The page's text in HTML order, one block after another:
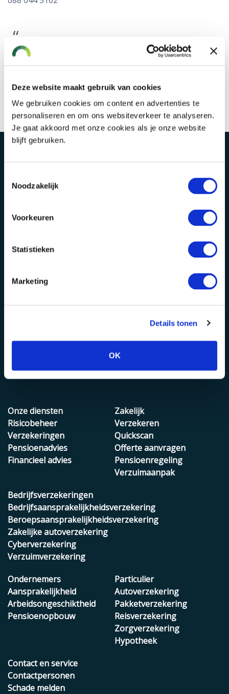
Deze website maakt gebruik van cookies
We gebruiken cookies om content en advertenties te
personaliseren en om ons websiteverkeer te analyseren.
Je gaat akkoord met onze cookies als je onze website
blijft gebruiken.
Noodzakelijk
Voorkeuren
Statistieken
Marketing
Details tonen
OK
Zeker weten dat je goed verzekerd
bent én dat je niet te veel betaalt,
daar help ik je graag bij!
Baronie 60-66
Lichtenauerlaan 110
info@vmdkoster.nl
Onze diensten
Risicobeheer
Verzekeringen
Pensioenadvies
Financieel advies
Zakelijk
Verzekeren
Quickscan
Offerte aanvragen
Pensioenregeling
Verzuimaanpak
Bedrijfsverzekeringen
Bedrijfsaansprakelijkheidsverzekering
Beroepsaansprakelijkheidsverzekering
Zakelijke autoverzekering
Cyberverzekering
Verzuimverzekering
Ondernemers
Aansprakelijkheid
Arbeidsongeschiktheid
Pensioenopbouw
Particulier
Autoverzekering
Pakketverzekering
Reisverzekering
Zorgverzekering
Hypotheek
Contact en service
Contactpersonen
Schade melden